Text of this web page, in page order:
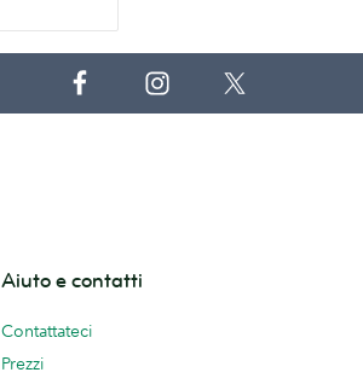
Aiuto e contatti
Contattateci
Prezzi